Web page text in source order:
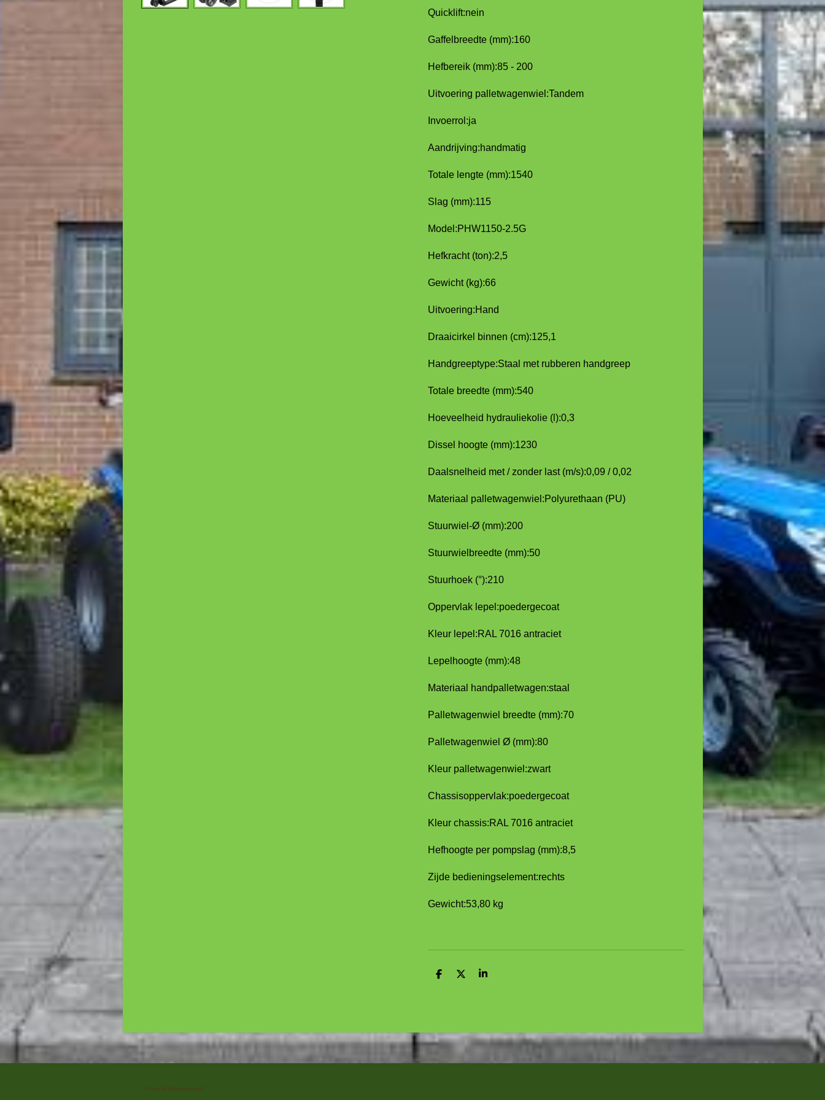
Quicklift:nein
Gaffelbreedte (mm):160
Hefbereik (mm):85 - 200
Uitvoering palletwagenwiel:Tandem
Invoerrol:ja
Aandrijving:handmatig
Totale lengte (mm):1540
Slag (mm):115
Model:PHW1150-2.5G
Hefkracht (ton):2,5
Gewicht (kg):66
Uitvoering:Hand
Draaicirkel binnen (cm):125,1
Handgreeptype:Staal met rubberen handgreep
Totale breedte (mm):540
Hoeveelheid hydrauliekolie (l):0,3
Dissel hoogte (mm):1230
Daalsnelheid met / zonder last (m/s):0,09 / 0,02
Materiaal palletwagenwiel:Polyurethaan (PU)
Stuurwiel-Ø (mm):200
Stuurwielbreedte (mm):50
Stuurhoek (°):210
Oppervlak lepel:poedergecoat
Kleur lepel:RAL 7016 antraciet
Lepelhoogte (mm):48
Materiaal handpalletwagen:staal
Palletwagenwiel breedte (mm):70
Palletwagenwiel Ø (mm):80
Kleur palletwagenwiel:zwart
Chassisoppervlak:poedergecoat
Kleur chassis:RAL 7016 antraciet
Hefhoogte per pompslag (mm):8,5
Zijde bedieningselement:rechts
Gewicht:53,80 kg
D
D
S
Created by Manshanden self